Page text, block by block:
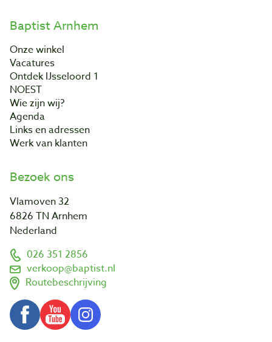
Baptist Arnhem
Onze winkel
Vacatures
Ontdek IJsseloord 1
NOEST
Wie zijn wij?
Agenda
Links en adressen
Werk van klanten
Bezoek ons
Vlamoven 32
6826 TN Arnhem
Nederland
026 351 2856
verkoop@baptist.nl
Routebeschrijving